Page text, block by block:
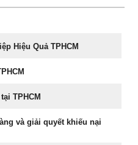
Dụng Mộc
Tuyển Dụng
Hiệu Quả TPHCM
TPHCM
và giải quyết khiếu nại